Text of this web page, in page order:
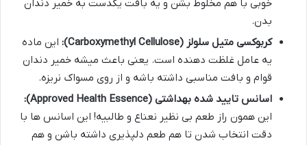
خوبی با هم مخلوط بشن و یه بافت یکدست به خمیر دندان
بدن.
کربوکسی متیل سلولز (Carboxymethyl Cellulose):
این ماده
یه عامل غلظت دهنده است. یعنی باعث میشه خمیر دندان
قوام و بافت مناسبی داشته باشه و از روی مسواک نریزه.
اسانس تایید شده بهداشتی (Approved Health Essence):
این همون راز طعم بی نظیر نعناع و طالبیه! این اسانس ها با
دقت انتخاب شدن تا هم طعم دلپذیری داشته باشن و هم